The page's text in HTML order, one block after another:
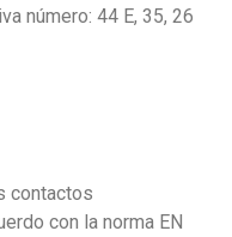
número: 44 E, 35, 26
contactos
con la norma EN